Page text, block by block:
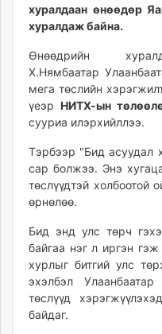
mminfo.mn
ugluu.mn
urlag.mn
unen.mn
asu.mn
shudarga.mn
shuurhai.mn
unuudur.mn
isee.mn
mglradio.com
fact.mn
itoim.mn
tumen.mn
shuum.mn
tvmongolia.mn
хуралдаан өнөөдөр
хуралдаж байна.
Өнөөдрийн
Х.Нямбаатар
мега төслийн
үеэр НИТХ-ын
сууриа илэрхийллээ.
Тэрбээр "Бид асуудал
сар болжээ. Энэ
төслүүдтэй холбоотой
өрнөлөө.
Бид энд улс төрч
байгаа нэг л иргэн
хурлыг битгий улс
эхэлбэл
төслүүд
байдаг.